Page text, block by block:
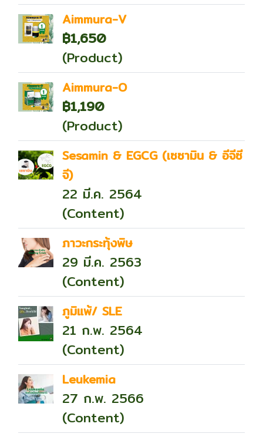
Aimmura-V
฿1,650
(Product)
Aimmura-O
฿1,190
(Product)
Sesamin & EGCG (เซซามิน & อีจีซี
จี)
22 มี.ค. 2564
(Content)
ภาวะกระทุ้งพิษ
29 มี.ค. 2563
(Content)
ภูมิแพ้/ SLE
21 ก.พ. 2564
(Content)
Leukemia
27 ก.พ. 2566
(Content)